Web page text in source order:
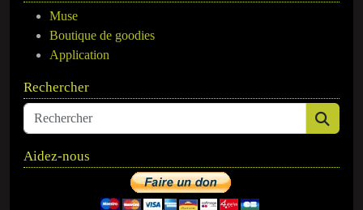
Muse
Boutique de goodies
Application
Rechercher
Aidez-nous